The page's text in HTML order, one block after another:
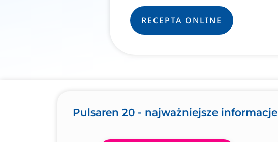
RECEPTA ONLINE
Pulsaren 20 - najważniejsze informacje